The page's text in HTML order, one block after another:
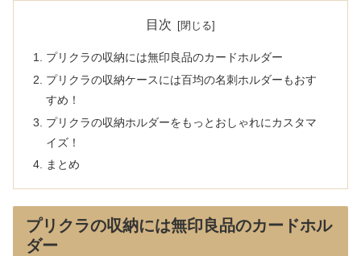
目次
プリクラの収納には無印良品のカードホルダー
プリクラの収納ケースには百均の名刺ホルダーもおす
すめ！
プリクラの収納ホルダーをもっとおしゃれにカスタマ
イズ！
まとめ
プリクラの収納には無印良品のカードホル
ダー